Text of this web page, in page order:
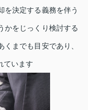
を決定する義務を伴う
かをじっくり検討する
までも目安であり、
ています